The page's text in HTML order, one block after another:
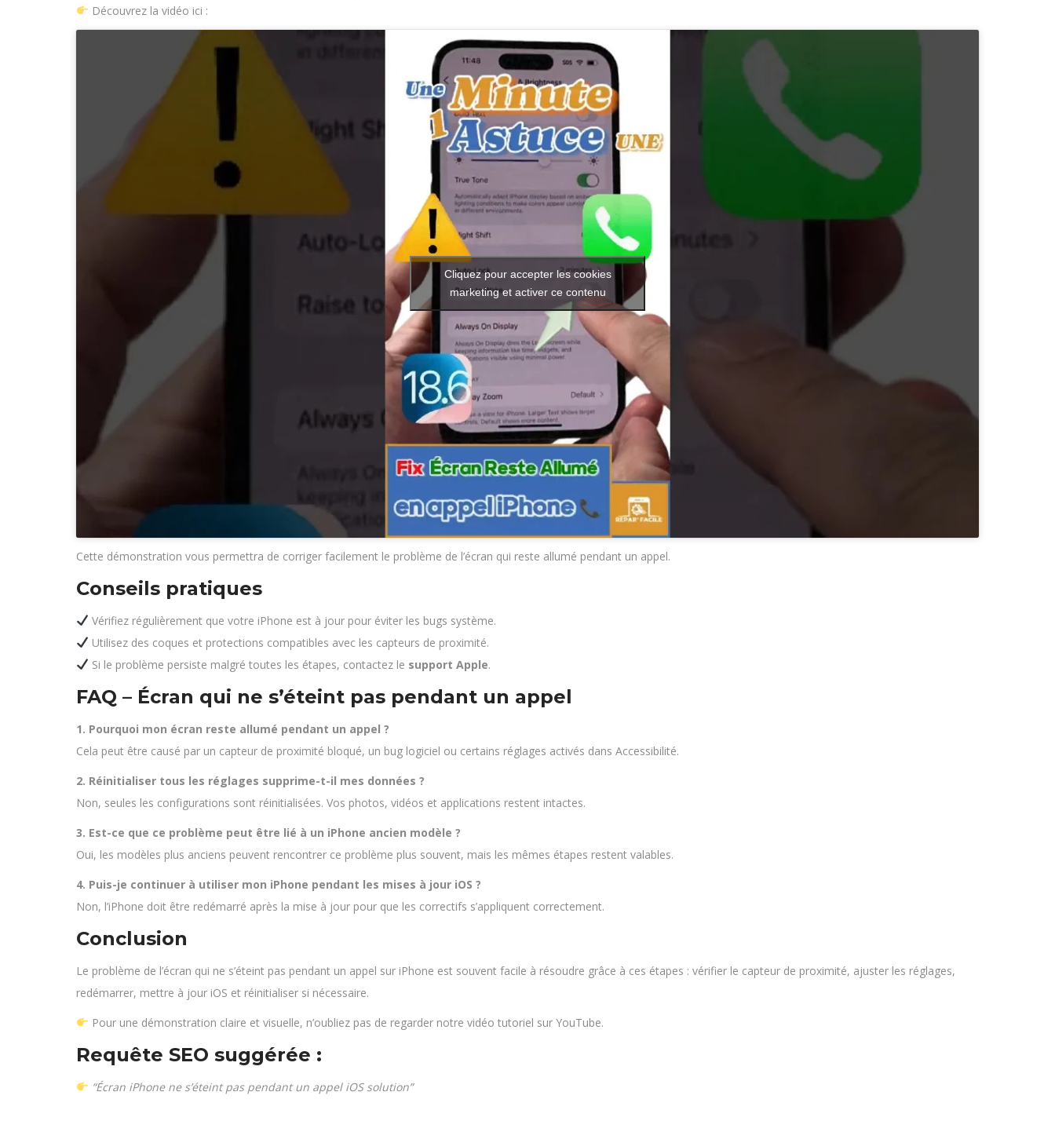
Découvrez la vidéo ici :
Cliquez pour accepter les cookies
marketing et activer ce contenu
Cette démonstration vous permettra de corriger facilement le problème de l’écran qui reste allumé pendant un appel.
Conseils pratiques
Vérifiez régulièrement que votre iPhone est à jour pour éviter les bugs système.
Utilisez des coques et protections compatibles avec les capteurs de proximité.
Si le problème persiste malgré toutes les étapes, contactez le support Apple.
FAQ – Écran qui ne s’éteint pas pendant un appel
1. Pourquoi mon écran reste allumé pendant un appel ?
Cela peut être causé par un capteur de proximité bloqué, un bug logiciel ou certains réglages activés dans Accessibilité.
2. Réinitialiser tous les réglages supprime-t-il mes données ?
Non, seules les configurations sont réinitialisées. Vos photos, vidéos et applications restent intactes.
3. Est-ce que ce problème peut être lié à un iPhone ancien modèle ?
Oui, les modèles plus anciens peuvent rencontrer ce problème plus souvent, mais les mêmes étapes restent valables.
4. Puis-je continuer à utiliser mon iPhone pendant les mises à jour iOS ?
Non, l’iPhone doit être redémarré après la mise à jour pour que les correctifs s’appliquent correctement.
Conclusion
Le problème de l’écran qui ne s’éteint pas pendant un appel sur iPhone est souvent facile à résoudre grâce à ces étapes : vérifier le capteur de proximité, ajuster les réglages,
redémarrer, mettre à jour iOS et réinitialiser si nécessaire.
Pour une démonstration claire et visuelle, n’oubliez pas de regarder notre vidéo tutoriel sur YouTube.
Requête SEO suggérée :
“Écran iPhone ne s’éteint pas pendant un appel iOS solution”